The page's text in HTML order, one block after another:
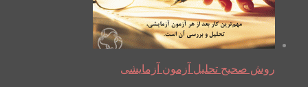
روش صحیح تحلیل آزمون آزمایشی